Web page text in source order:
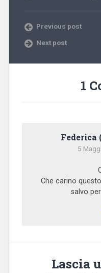
Previous post
Next post
1
Federica
5
Che carino
salvo
Lascia